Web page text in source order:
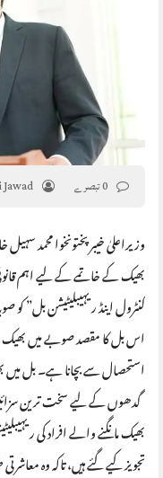
Jawad
وزیراعلیٰ خیبر پختونخوا محمد
بھیک کے خاتمے کے لیے اہم
کنٹرول اینڈ ریہیبلیٹیشن بل”
اس بل کا مقصد صوبے میں بھیک
استحصال سے بچانا ہے۔ بل میں
گدھوں کے لیے سخت ترین
بھیک مانگنے والے افراد کی
تجویز کیے گئے ہیں، تاکہ وہ